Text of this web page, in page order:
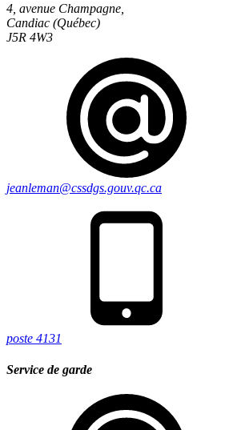
4, avenue Champagne,
Candiac (Québec)
J5R 4W3
jeanleman@cssdgs.gouv.qc.ca
poste 4131
Service de garde